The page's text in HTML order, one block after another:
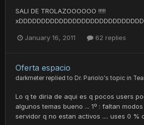
SALI DE TROLAZOOOOOO !!!!!
January 16, 2011 62 replies
Oferta espacio
darkmeter replied to Dr. Pariolo's topic in
Lo q te diria de aqui es q pocos users
algunos temas bueno ... 1º : faltan
servidor q no estan activos .... uses 0 %